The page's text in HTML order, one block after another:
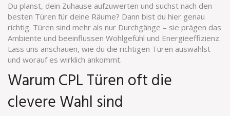
Du planst, dein Zuhause aufzuwerten und suchst nach den
besten Türen für deine Räume? Dann bist du hier genau
richtig. Türen sind mehr als nur Durchgänge – sie prägen das
Ambiente und beeinflussen Wohlgefühl und Energieeffizienz.
Lass uns anschauen, wie du die richtigen Türen auswählst
und worauf es wirklich ankommt.
Warum CPL Türen oft die
clevere Wahl sind